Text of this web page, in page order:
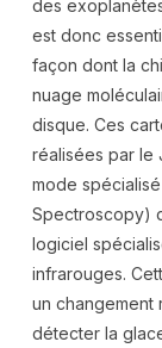
des
est donc
façon dont la
nuage
disque. Ces
réalisées par le
mode
Spectroscopy)
logiciel
infrarouges.
un changement
détecter la